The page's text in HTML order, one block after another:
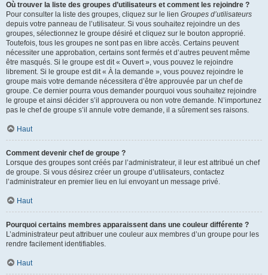
Où trouver la liste des groupes d’utilisateurs et comment les rejoindre ?
Pour consulter la liste des groupes, cliquez sur le lien Groupes d’utilisateurs
depuis votre panneau de l’utilisateur. Si vous souhaitez rejoindre un des
groupes, sélectionnez le groupe désiré et cliquez sur le bouton approprié.
Toutefois, tous les groupes ne sont pas en libre accès. Certains peuvent
nécessiter une approbation, certains sont fermés et d’autres peuvent même
être masqués. Si le groupe est dit « Ouvert », vous pouvez le rejoindre
librement. Si le groupe est dit « À la demande », vous pouvez rejoindre le
groupe mais votre demande nécessitera d’être approuvée par un chef de
groupe. Ce dernier pourra vous demander pourquoi vous souhaitez rejoindre
le groupe et ainsi décider s’il approuvera ou non votre demande. N’importunez
pas le chef de groupe s’il annule votre demande, il a sûrement ses raisons.
Haut
Comment devenir chef de groupe ?
Lorsque des groupes sont créés par l’administrateur, il leur est attribué un chef
de groupe. Si vous désirez créer un groupe d’utilisateurs, contactez
l’administrateur en premier lieu en lui envoyant un message privé.
Haut
Pourquoi certains membres apparaissent dans une couleur différente ?
L’administrateur peut attribuer une couleur aux membres d’un groupe pour les
rendre facilement identifiables.
Haut